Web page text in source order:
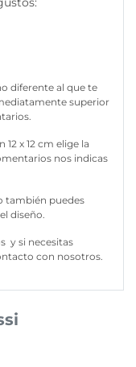
diferente al que te
superior
x 12 cm elige la
nos indicas
también puedes
diseño.
y si necesitas
con nosotros.